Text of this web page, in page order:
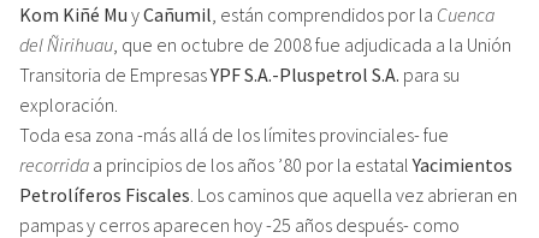
Kom Kiñé Mu yCañumil , están comprendidos por la Cuenca
del Ñirihuau , que en octubre de 2008 fue adjudicada a la Unión
Transitoria de EmpresasYPF S.A.-Pluspetrol S.A. para su
exploración.
Toda esa zona -más allá de los límites provinciales- fue
recorrida a principios de los años ’80 por la estatalYacimientos
Petrolíferos Fiscales . Los caminos que aquella vez abrieran en
pampas y cerros aparecen hoy -25 años después- como